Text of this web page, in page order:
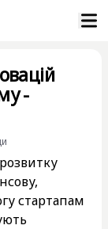
-
стартапам